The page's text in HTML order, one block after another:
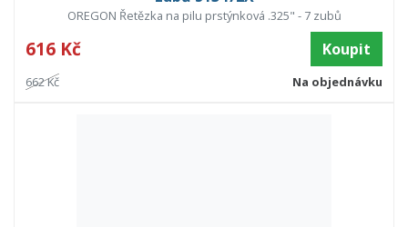
OREGON Řetězka na pilu prstýnková .325" - 7 zubů
616 Kč Koupit
662 Kč Na objednávku